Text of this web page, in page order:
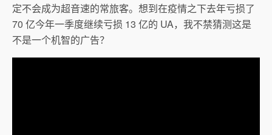
定不会成为超音速的常旅客。想到在疫情之下去年亏损了
70 亿今年一季度继续亏损 13 亿的 UA，我不禁猜测这是
不是一个机智的广告？